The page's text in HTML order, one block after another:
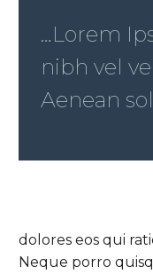
…Lorem
nibh vel
Aenean
dolores eos qui
Neque porro